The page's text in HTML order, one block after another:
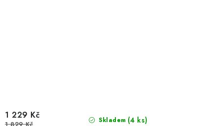
Skladem (4 ks)
1 229 Kč